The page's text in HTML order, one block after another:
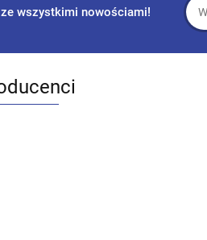
wszystkimi nowościami!